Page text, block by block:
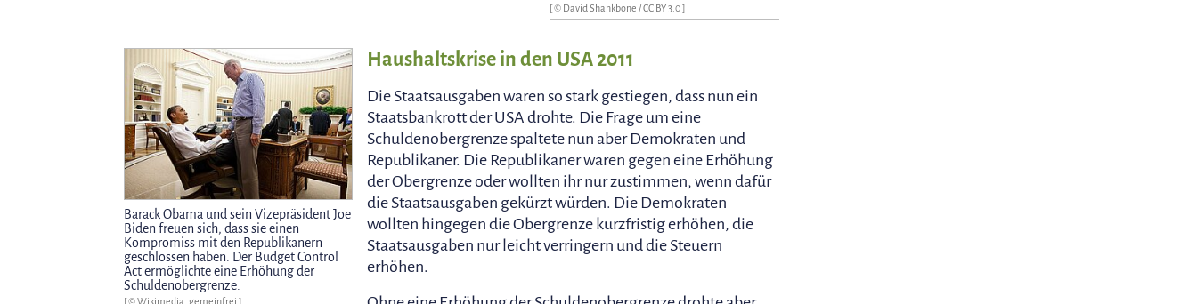
[ © David Shankbone /CC BY 3.0]
Barack Obama und sein Vizepräsident Joe
Biden freuen sich, dass sie einen
Kompromiss mit den Republikanern
geschlossen haben. Der Budget Control
Act ermöglichte eine Erhöhung der
Schuldenobergrenze.
[ © Wikimedia, gemeinfrei ]
Haushaltskrise in den USA 2011
Die Staatsausgaben waren so stark gestiegen, dass nun ein
Staatsbankrott der USA drohte. Die Frage um eine
Schuldenobergrenze spaltete nun aber Demokraten und
Republikaner. Die Republikaner waren gegen eine Erhöhung
der Obergrenze oder wollten ihr nur zustimmen, wenn dafür
die Staatsausgaben gekürzt würden. Die Demokraten
wollten hingegen die Obergrenze kurzfristig erhöhen, die
Staatsausgaben nur leicht verringern und die Steuern
erhöhen.